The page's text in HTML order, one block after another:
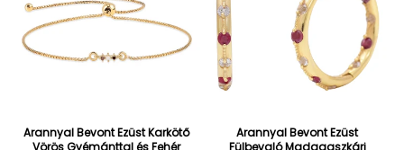
Arannyal Bevont Ezüst Karkötő
Arannyal Bevont Ezüst